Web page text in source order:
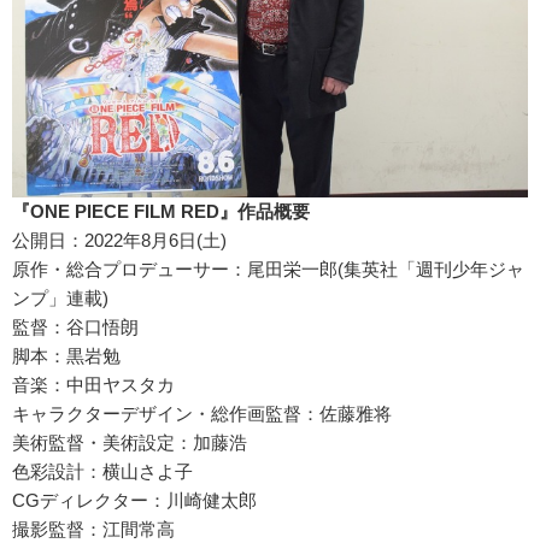
『ONE PIECE FILM RED』作品概要
公開日：2022年8月6日(土)
原作・総合プロデューサー：尾田栄一郎(集英社「週刊少年ジャ
ンプ」連載)
監督：谷口悟朗
脚本：黒岩勉
音楽：中田ヤスタカ
キャラクターデザイン・総作画監督：佐藤雅将
美術監督・美術設定：加藤浩
色彩設計：横山さよ子
CGディレクター：川崎健太郎
撮影監督：江間常高